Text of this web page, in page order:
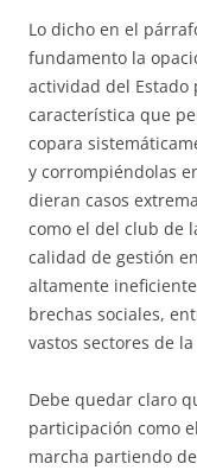
Lo dicho en el
fundamento la
actividad del
característica que
copara
y corrompiéndolas
dieran casos
como el del club de
calidad de gestión
altamente
brechas sociales,
vastos sectores de
Debe quedar claro
participación como
marcha partiendo